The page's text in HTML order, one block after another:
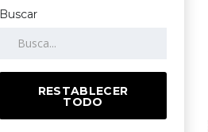
Buscar
RESTABLECER
TODO